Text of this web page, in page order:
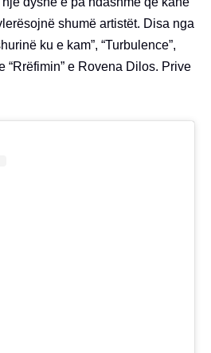
shumë artistët. Disa nga
ku e kam”, “Turbulence”,
“Rrëfimin” e Rovena Dilos. Prive